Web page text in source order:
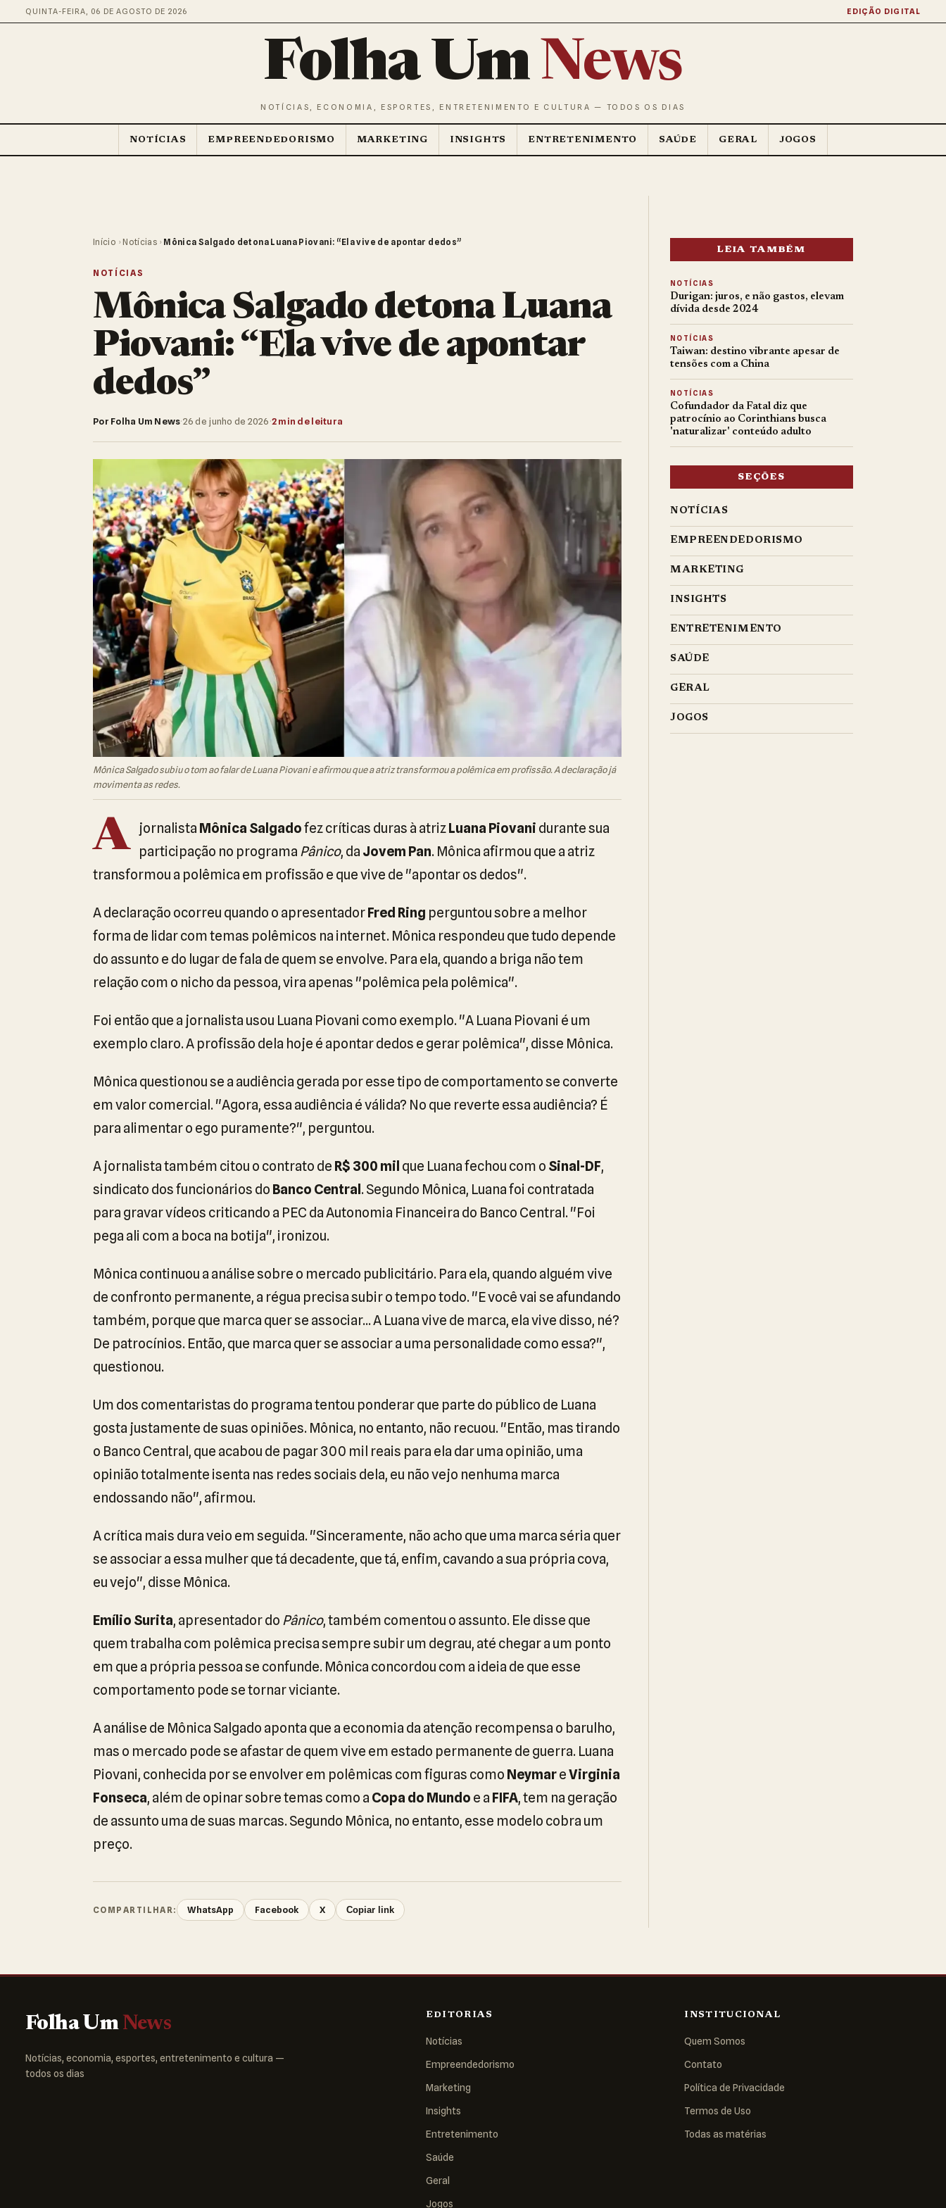
QUINTA-FEIRA, 06 DE AGOSTO DE 2026 EDIÇÃO DIGITAL
Folha Um News
NOTÍCIAS, ECONOMIA, ESPORTES, ENTRETENIMENTO E CULTURA — TODOS OS DIAS
NOTÍCIAS EMPREENDEDORISMO MARKETING INSIGHTS ENTRETENIMENTO SAÚDE GERAL JOGOS
Início › Notícias › Mônica Salgado detona Luana Piovani: “Ela vive de apontar dedos”
NOTÍCIAS
Mônica Salgado detona Luana
Piovani: “Ela vive de apontar
dedos”
Por Folha Um News·26 de junho de 2026·2 min de leitura
Mônica Salgado subiu o tom ao falar de Luana Piovani e afirmou que a atriz transformou a polêmica em profissão. A declaração já
movimenta as redes.
A jornalista Mônica Salgadofez críticas duras à atrizLuana Piovani durante sua
participação no programa Pânico, da Jovem Pan. Mônica afirmou que a atriz
transformou a polêmica em profissão e que vive de "apontar os dedos".
A declaração ocorreu quando o apresentadorFred Ring perguntou sobre a melhor
forma de lidar com temas polêmicos na internet. Mônica respondeu que tudo depende
do assunto e do lugar de fala de quem se envolve. Para ela, quando a briga não tem
relação com o nicho da pessoa, vira apenas "polêmica pela polêmica".
Foi então que a jornalista usou Luana Piovani como exemplo. "A Luana Piovani é um
exemplo claro. A profissão dela hoje é apontar dedos e gerar polêmica", disse Mônica.
Mônica questionou se a audiência gerada por esse tipo de comportamento se converte
em valor comercial. "Agora, essa audiência é válida? No que reverte essa audiência? É
para alimentar o ego puramente?", perguntou.
A jornalista também citou o contrato de R$ 300 mil que Luana fechou com o Sinal-DF,
sindicato dos funcionários do Banco Central . Segundo Mônica, Luana foi contratada
para gravar vídeos criticando a PEC da Autonomia Financeira do Banco Central. "Foi
pega ali com a boca na botija", ironizou.
Mônica continuou a análise sobre o mercado publicitário. Para ela, quando alguém vive
de confronto permanente, a régua precisa subir o tempo todo. "E você vai se afundando
também, porque que marca quer se associar... A Luana vive de marca, ela vive disso, né?
De patrocínios. Então, que marca quer se associar a uma personalidade como essa?",
questionou.
Um dos comentaristas do programa tentou ponderar que parte do público de Luana
gosta justamente de suas opiniões. Mônica, no entanto, não recuou. "Então, mas tirando
o Banco Central, que acabou de pagar 300 mil reais para ela dar uma opinião, uma
opinião totalmente isenta nas redes sociais dela, eu não vejo nenhuma marca
endossando não", afirmou.
A crítica mais dura veio em seguida. "Sinceramente, não acho que uma marca séria quer
se associar a essa mulher que tá decadente, que tá, enfim, cavando a sua própria cova,
eu vejo", disse Mônica.
Emílio Surita, apresentador do Pânico, também comentou o assunto. Ele disse que
quem trabalha com polêmica precisa sempre subir um degrau, até chegar a um ponto
em que a própria pessoa se confunde. Mônica concordou com a ideia de que esse
comportamento pode se tornar viciante.
A análise de Mônica Salgado aponta que a economia da atenção recompensa o barulho,
mas o mercado pode se afastar de quem vive em estado permanente de guerra. Luana
Piovani, conhecida por se envolver em polêmicas com figuras como NeymareVirginia
Fonseca, além de opinar sobre temas como a Copa do Mundo e a FIFA, tem na geração
de assunto uma de suas marcas. Segundo Mônica, no entanto, esse modelo cobra um
preço.
COMPARTILHAR: WhatsApp Facebook X Copiar link
LEIA TAMBÉM
NOTÍCIAS
Durigan: juros, e não gastos, elevam
dívida desde 2024
NOTÍCIAS
Taiwan: destino vibrante apesar de
tensões com a China
NOTÍCIAS
Cofundador da Fatal diz que
patrocínio ao Corinthians busca
'naturalizar' conteúdo adulto
SEÇÕES
NOTÍCIAS
EMPREENDEDORISMO
MARKETING
INSIGHTS
ENTRETENIMENTO
SAÚDE
GERAL
JOGOS
Folha Um News
Notícias, economia, esportes, entretenimento e cultura —
todos os dias
EDITORIAS
Notícias
Empreendedorismo
Marketing
Insights
Entretenimento
Saúde
Geral
Jogos
INSTITUCIONAL
Quem Somos
Contato
Política de Privacidade
Termos de Uso
Todas as matérias